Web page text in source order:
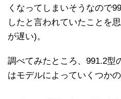
くなってしまいそうなので
したと言われていたことを
が遅い)。
調べてみたところ、991.2型
はモデルによっていくつか